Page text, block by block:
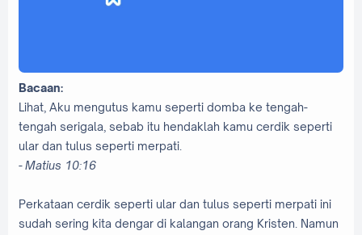
Bacaan:
Lihat, Aku mengutus kamu seperti domba ke tengah-
tengah serigala, sebab itu hendaklah kamu cerdik seperti
ular dan tulus seperti merpati.
-Matius 10:16
Perkataan cerdik seperti ular dan tulus seperti merpati ini
sudah sering kita dengar di kalangan orang Kristen. Namun